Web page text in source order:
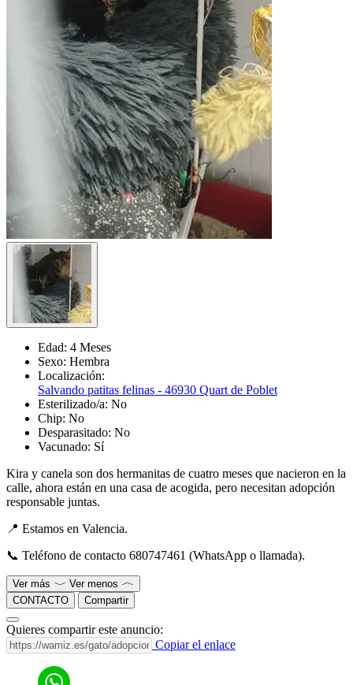
Edad: 4 Meses
Sexo: Hembra
Localización:
Salvando patitas felinas - 46930 Quart de Poblet
Esterilizado/a: No
Chip: No
Desparasitado: No
Vacunado: Sí
Kira y canela son dos hermanitas de cuatro meses que nacieron en la
calle, ahora están en una casa de acogida, pero necesitan adopción
responsable juntas.
📍 Estamos en Valencia.
📞 Teléfono de contacto 680747461 (WhatsApp o llamada).
Ver más
Ver menos
CONTACTO
Compartir
Quieres compartir este anuncio:
Copiar el enlace